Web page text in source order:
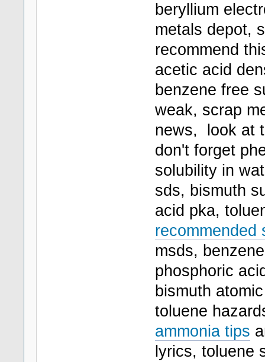
beryllium
metals depot,
recommend
acetic acid
benzene free
weak, scrap
news, look at
don't forget
solubility in
sds, bismuth
acid pka,
recommended
msds,
phosphoric
bismuth
toluene
ammonia tips
lyrics, toluene